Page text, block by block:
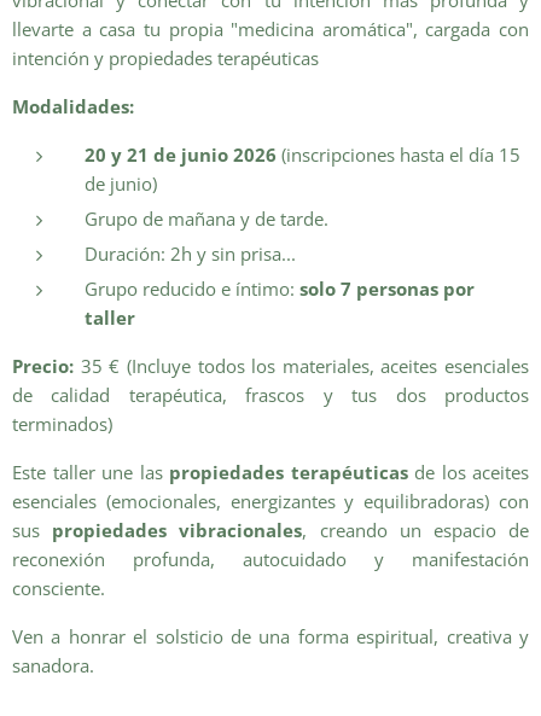
llevarte a casa tu propia "medicina aromática", cargada con
intención y propiedades terapéuticas
Modalidades:
20 y 21 de junio 2026 (inscripciones hasta el día 15
de junio)
Grupo de mañana y de tarde.
Duración: 2h y sin prisa...
Grupo reducido e íntimo: solo 7 personas por
taller
Precio: 35 € (Incluye todos los materiales, aceites esenciales
de calidad terapéutica, frascos y tus dos productos
terminados)
Este taller une las propiedades terapéuticasde los aceites
esenciales (emocionales, energizantes y equilibradoras) con
sus propiedades vibracionales, creando un espacio de
reconexión profunda, autocuidado y manifestación
consciente.
Ven a honrar el solsticio de una forma espiritual, creativa y
sanadora.